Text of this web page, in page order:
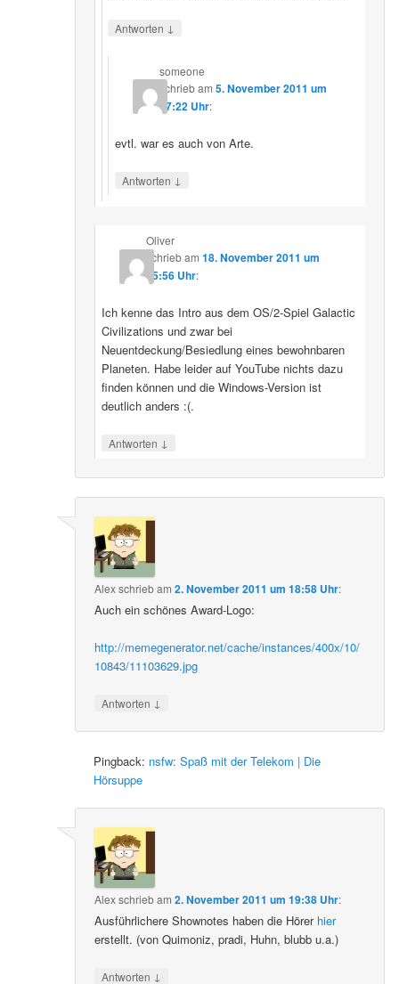
Antworten ↓
someone
schriebam 5. November 2011 um
17:22 Uhr:
evtl. war es auch von Arte.
Antworten ↓
Oliver
schriebam 18. November 2011 um
15:56 Uhr:
Ich kenne das Intro aus dem OS/2-Spiel Galactic
Civilizations und zwar bei
Neuentdeckung/Besiedlung eines bewohnbaren
Planeten. Habe leider auf YouTube nichts dazu
finden können und die Windows-Version ist
deutlich anders :(.
Antworten ↓
Alexschriebam2. November 2011 um 18:58 Uhr:
Auch ein schönes Award-Logo:
http://memegenerator.net/cache/instances/400x/10/
10843/11103629.jpg
Antworten ↓
Pingback: nsfw: Spaß mit der Telekom | Die
Hörsuppe
Alexschriebam2. November 2011 um 19:38 Uhr:
Ausführlichere Shownotes haben die Hörer hier
erstellt. (von Quimoniz, pradi, Huhn, blubb u.a.)
Antworten ↓